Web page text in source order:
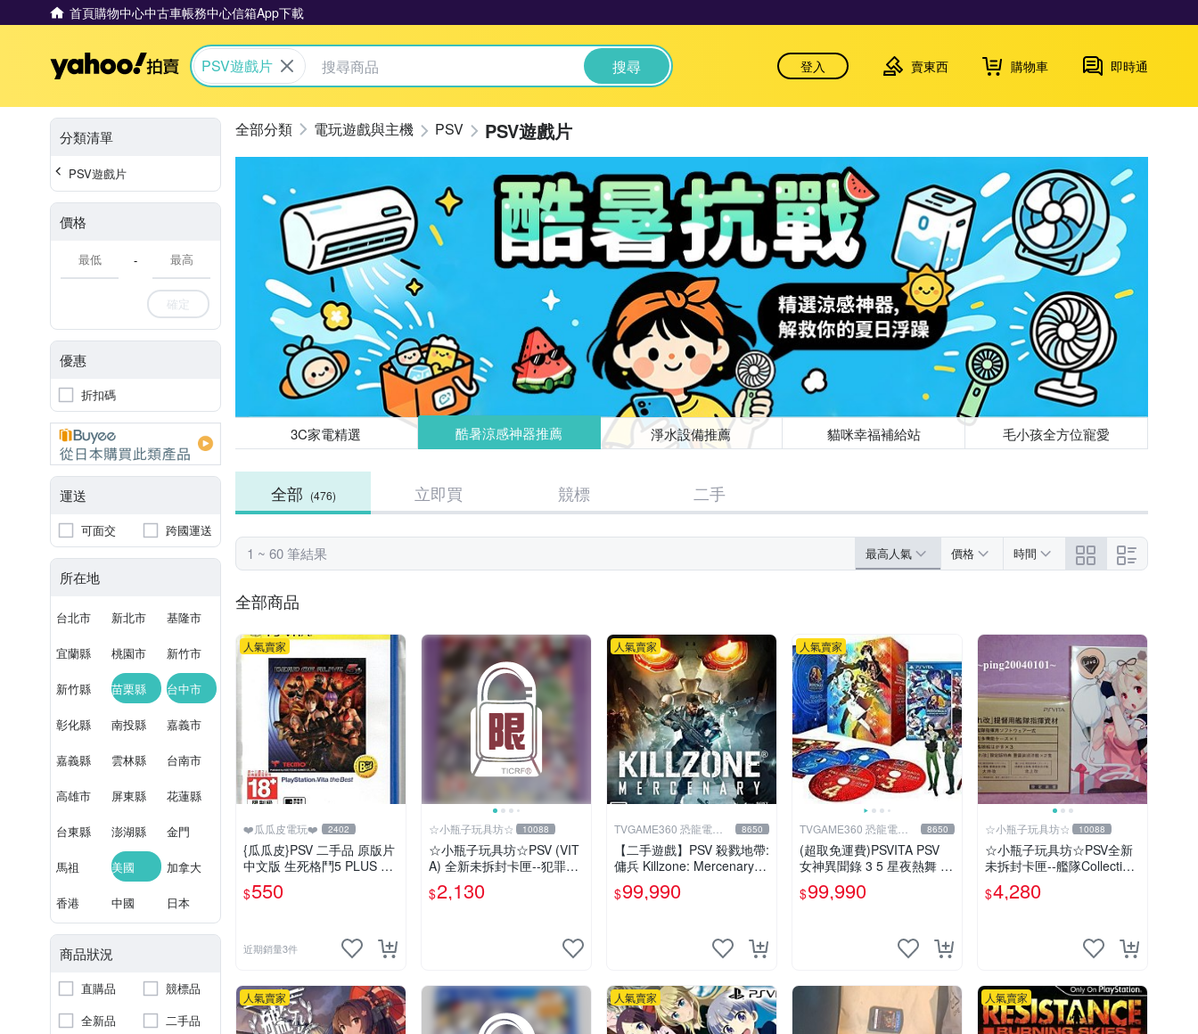
首頁購物中心中古車帳務中心信箱App下載
Yahoo拍賣
PSV遊戲片 搜尋 登入 賣東西 購物車 即時通
分類清單
PSV遊戲片
價格
-
確定
優惠
折扣碼
運送
可面交 跨國運送
所在地
台北市 新北市 基隆市
宜蘭縣 桃園市 新竹市
新竹縣 苗栗縣 台中市
彰化縣 南投縣 嘉義市
嘉義縣 雲林縣 台南市
高雄市 屏東縣 花蓮縣
台東縣 澎湖縣 金門
馬祖 美國 加拿大
香港 中國 日本
商品狀況
直購品
競標品
全新品
二手品
電玩遊戲與主機 PSV PSV遊戲片
3C家電精選 酷暑涼感神器推薦 淨水設備推薦 貓咪幸福補給站 毛小孩全方位寵愛
全部 (476) 立即買 競標 二手
1 ~ 60 筆結果 最高人氣 價格 時間
全部商品
人氣賣家
❤️瓜瓜皮電玩❤️ 2402
{瓜瓜皮}PSV 二手品 原版片
中文版 生死格鬥5 PLUS De
ad or Alive 5(遊戲都有回收)
$550
近期銷量3件
☆小瓶子玩具坊☆ 10088
☆小瓶子玩具坊☆PSV (VIT
A) 全新未拆封卡匣--犯罪少
女2《Criminal Girls 2》限
定版
$2,130
人氣賣家
TVGAME360 恐龍電玩- 8650
【二手遊戲】PSV 殺戮地帶:
傭兵 Killzone: Mercenary
中文版【台中恐龍電玩】
$99,990
人氣賣家
TVGAME360 恐龍電玩- 8650
(超取免運費)PSVITA PSV
女神異聞錄 3 5 星夜熱舞 月
夜熱舞 雙重加值包 限定版
P5D P3D 中文版
$99,990
☆小瓶子玩具坊☆ 10088
☆小瓶子玩具坊☆PSV全新
未拆封卡匣--艦隊Collection
改《艦隊收藏 改》限定版
(日版) +特典--資料夾
$4,280
人氣賣家 人氣賣家 人氣賣家